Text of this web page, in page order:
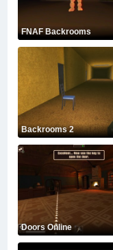
FNAF Backrooms
Backrooms 2
Doors Online